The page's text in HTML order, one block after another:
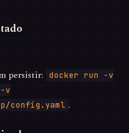
persistir:
docker run -v
v
config.yaml .